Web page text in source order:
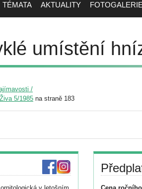
TÉMATA AKTUALITY
umístění
/
Živa 5/1985 na straně 183